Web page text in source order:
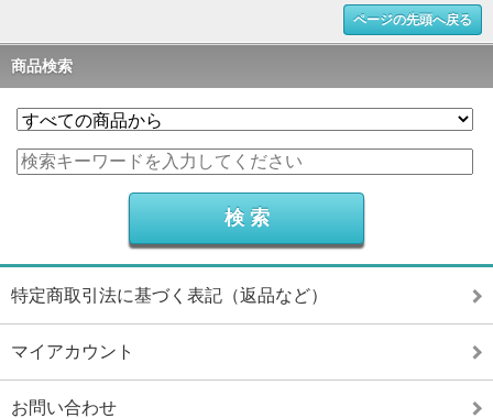
ページの先頭へ戻る
商品検索
特定商取引法に基づく表記（返品など）
マイアカウント
お問い合わせ